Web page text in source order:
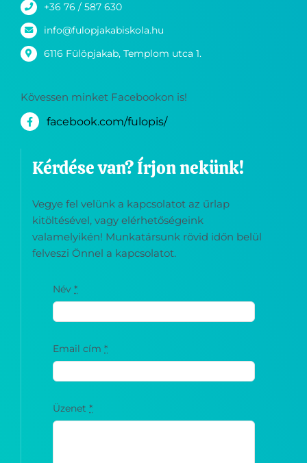
info@fulopjakabiskola.hu
6116 Fülöpjakab, Templom utca 1.
facebook.com/fulopis/
kitöltésével, vagy elérhetőségeink
valamelyikén! Munkatársunk rövid időn belül
felveszi Önnel a kapcsolatot.